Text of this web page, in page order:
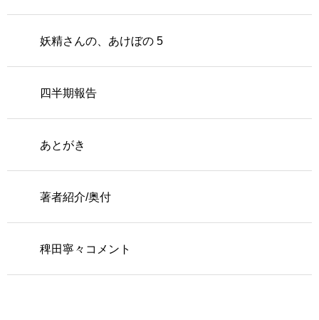
妖精さんの、あけぼの 5
四半期報告
あとがき
著者紹介/奥付
稗田寧々コメント